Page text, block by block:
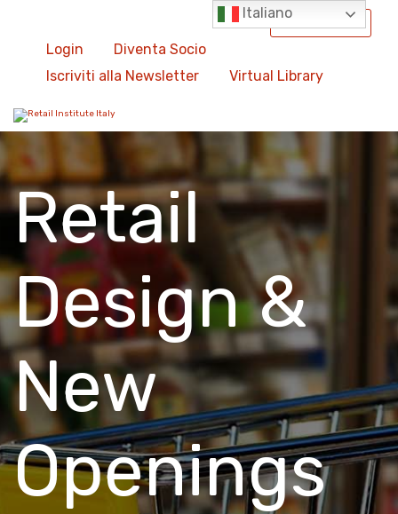
International
Login
Diventa Socio
Iscriviti alla Newsletter
Virtual Library
Retail
Design &
New
Openings
Italiano